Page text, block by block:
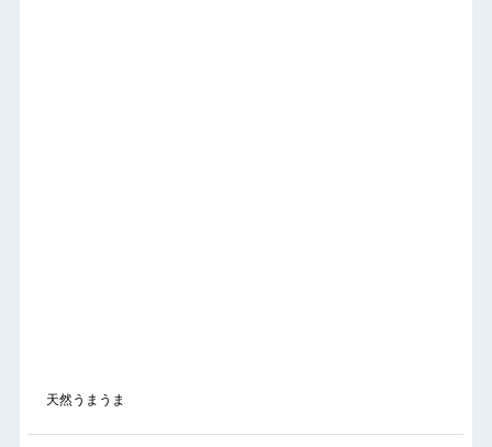
天然うまうま